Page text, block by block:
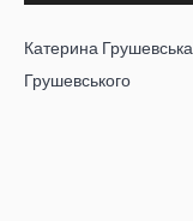
Катерина
Грушевського